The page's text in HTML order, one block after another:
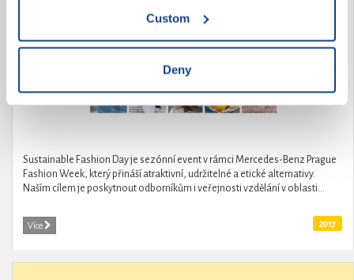
Custom
Deny
organizátorka Sustainable Fashion Day
Sustainable Fashion Day je sezónní event v rámci Mercedes-Benz Prague
Fashion Week, který přináší atraktivní, udržitelné a etické alternativy.
Naším cílem je poskytnout odborníkům i veřejnosti vzdělání v oblasti...
Více 2017